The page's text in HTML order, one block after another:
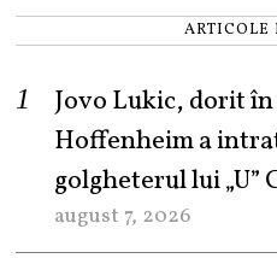
ARTICOLE
Jovo Lukic, dorit
Hoffenheim a
golgheterul lui „U”
august 7, 2026